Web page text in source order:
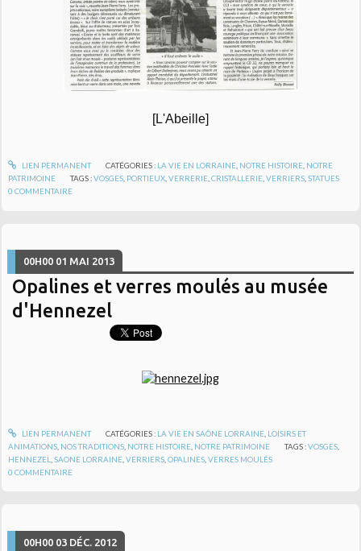
[L'Abeille]
LIEN PERMANENT CATÉGORIES : LA VIE EN LORRAINE, NOTRE HISTOIRE, NOTRE
PATRIMOINE
TAGS :VOSGES PORTIEUX ,VERRERIE ,CRISTALLERIE ,VERRIERS ,STATUES
0 COMMENTAIRE
00H00 01 MAI 2013
Opalines et verres moulés au musée
d'Hennezel
LIEN PERMANENT CATÉGORIES : LA VIE EN SAÔNE LORRAINE, LOISIRS ET
ANIMATIONS NOS TRADITIONS NOTRE HISTOIRE NOTRE PATRIMOINE TAGS :VOSGES
HENNEZEL ,SAONE LORRAINE ,VERRIERS ,OPALINES ,VERRES MOULÉS
0 COMMENTAIRE
00H00 03 DÉC. 2012